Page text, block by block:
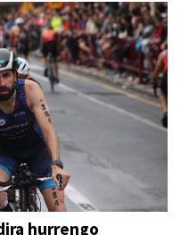
hurrengo